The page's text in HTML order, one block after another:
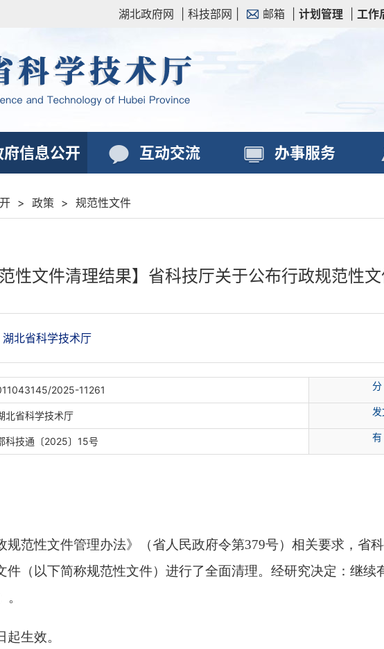
湖北政府网 科技部网 邮箱 计划管理 工作
府信息公开 互动交流 办事服务
> 政策 > 规范性文件
范性文件清理结果】省科技厅关于公布行政规范性
湖北省科学技术厅
2025-11261
北省科学技术厅
科技通〔2025〕15号
范性文件管理办法》
（省人民政府令第379号）相关要求，省
件（以下简称规范性文件）进行了全面清理。经研究决定：继续
生效。